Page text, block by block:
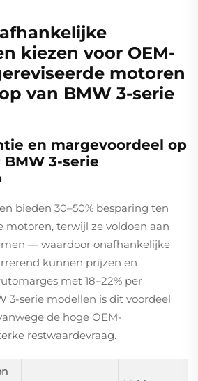
kiezen voor OEM-
motoren
van BMW 3-serie
en margevoordeel op
3-serie
bieden 30–50% besparing ten
motoren, terwijl ze voldoen aan
— waardoor onafhankelijke
kunnen prijzen en
met 18–22% per
3-serie modellen is dit voordeel
de hoge OEM-
restwaardevraag.